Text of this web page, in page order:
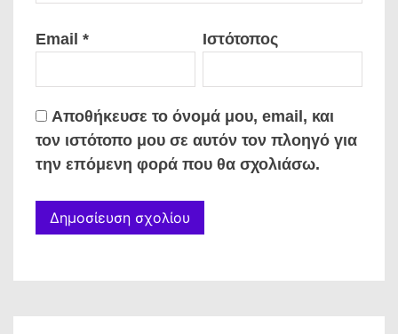
Email * Ιστότοπος
Αποθήκευσε το όνομά μου, email, και
τον ιστότοπο μου σε αυτόν τον πλοηγό για
την επόμενη φορά που θα σχολιάσω.